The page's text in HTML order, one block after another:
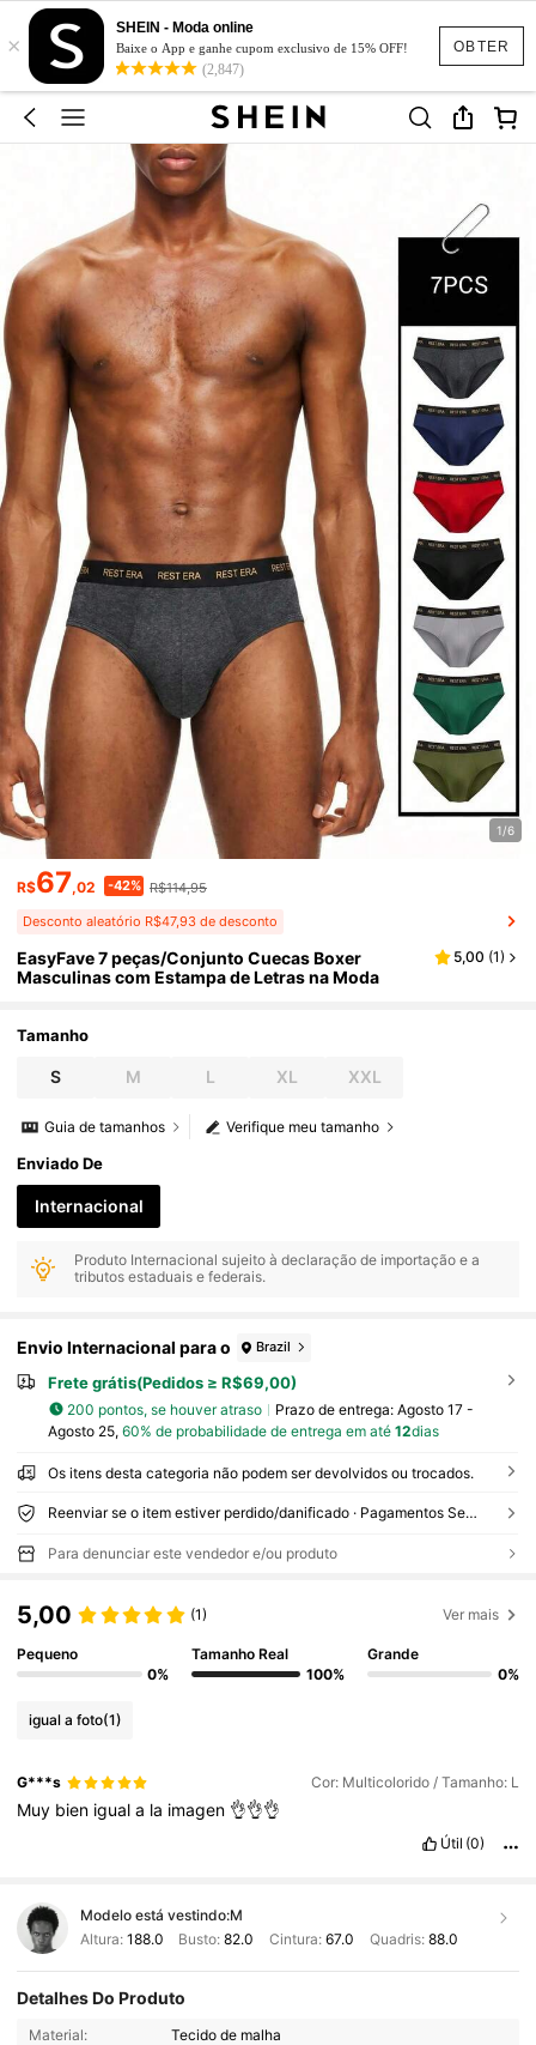
OBTER
×
SHEIN - Moda online
Baixe o App e ganhe cupom exclusivo de 15% OFF!
(2,847)
1/6
R$67,02 -42% R$114,95
Desconto aleatório R$47,93 de desconto
EasyFave 7 peças/Conjunto Cuecas Boxer
Masculinas com Estampa de Letras na Moda
5,00 (1)
Tamanho
S M L XL XXL
Verifique meu tamanho
Guia de tamanhos
Enviado De
Internacional
Produto Internacional sujeito à declaração de importação e a
tributos estaduais e federais.
Envio Internacional para o Brazil
Frete grátis(Pedidos ≥ R$69,00)
200 pontos, se houver atraso Prazo de entrega: Agosto 17 -
Agosto 25, 60% de probabilidade de entrega em até 12dias
Os itens desta categoria não podem ser devolvidos ou trocados.
Reenviar se o item estiver perdido/danificado · Pagamentos Seguros · Proteção de privacidade
Para denunciar este vendedor e/ou produto
5,00 (1) Ver mais
Pequeno
0%
Tamanho Real
100%
Grande
0%
igual a foto(1)
G***s Cor: Multicolorido / Tamanho: L
Muy bien iguala la imagen 👌👌👌
Útil (0)
Modelo está vestindo:M
Altura: 188.0 Busto:82.0 Cintura: 67.0 Quadris: 88.0
Detalhes Do Produto
Material:
Tecido de malha